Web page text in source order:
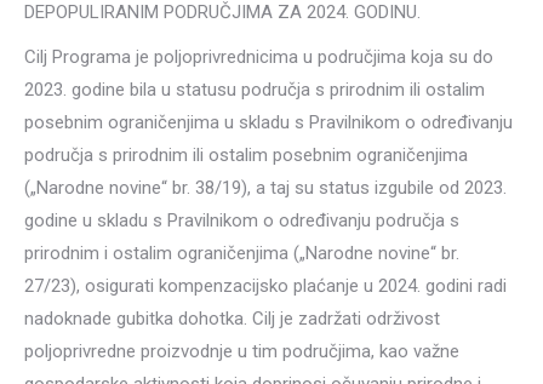
DEPOPULIRANIM PODRUČJIMA ZA 2024. GODINU.
Cilj Programa je poljoprivrednicima u područjima koja su do
2023. godine bila u statusu područja s prirodnim ili ostalim
posebnim ograničenjima u skladu s Pravilnikom o određivanju
područja s prirodnim ili ostalim posebnim ograničenjima
(„Narodne novine“ br. 38/19), a taj su status izgubile od 2023.
godine u skladu s Pravilnikom o određivanju područja s
prirodnim i ostalim ograničenjima („Narodne novine“ br.
27/23), osigurati kompenzacijsko plaćanje u 2024. godini radi
nadoknade gubitka dohotka. Cilj je zadržati održivost
poljoprivredne proizvodnje u tim područjima, kao važne